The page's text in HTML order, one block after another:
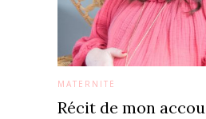
MATERNITÉ
Récit de mon